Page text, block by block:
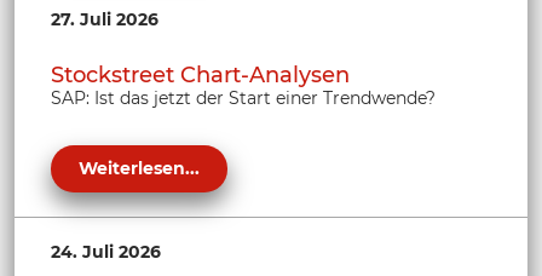
27. Juli 2026
Stockstreet Chart-Analysen
SAP: Ist das jetzt der Start einer Trendwende?
Weiterlesen...
24. Juli 2026